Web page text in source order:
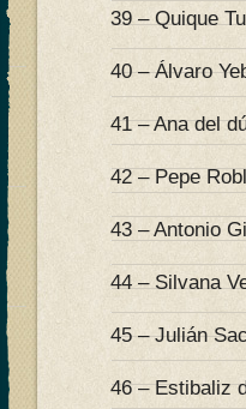
39 – Quique
40 – Álvaro
41 – Ana del
42 – Pepe
43 – Antonio
44 – Silvana
45 – Julián
46 – Estibaliz